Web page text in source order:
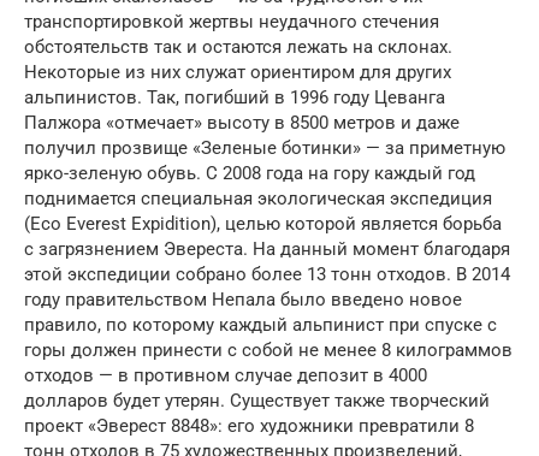
транспортировкой жертвы неудачного стечения
обстоятельств так и остаются лежать на склонах.
Некоторые из них служат ориентиром для других
альпинистов. Так, погибший в 1996 году Цеванга
Палжора «отмечает» высоту в 8500 метров и даже
получил прозвище «Зеленые ботинки» — за приметную
ярко-зеленую обувь. С 2008 года на гору каждый год
поднимается специальная экологическая экспедиция
(Eco Everest Expidition), целью которой является борьба
с загрязнением Эвереста. На данный момент благодаря
этой экспедиции собрано более 13 тонн отходов. В 2014
году правительством Непала было введено новое
правило, по которому каждый альпинист при спуске с
горы должен принести с собой не менее 8 килограммов
отходов — в противном случае депозит в 4000
долларов будет утерян. Существует также творческий
проект «Эверест 8848»: его художники превратили 8
тонн отходов в 75 художественных произведений,